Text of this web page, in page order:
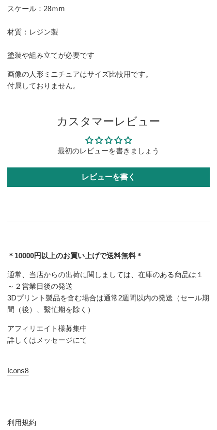
スケール：28ｍm
材質：レジン製
塗装や組み立てが必要です
画像の人形ミニチュアはサイズ比較用です。
付属しておりません。
カスタマーレビュー
最初のレビューを書きましょう
レビューを書く
＊10000円以上のお買い上げで送料無料＊
通常、当店からの出荷に関しましては、在庫のある商品は１
～２営業日後の発送
3Dプリント製品を含む場合は通常2週間以内の発送（セール期
間（後）、繫忙期を除く）
アフィリエイト様募集中
詳しくはメッセージにて
Icons8
利用規約